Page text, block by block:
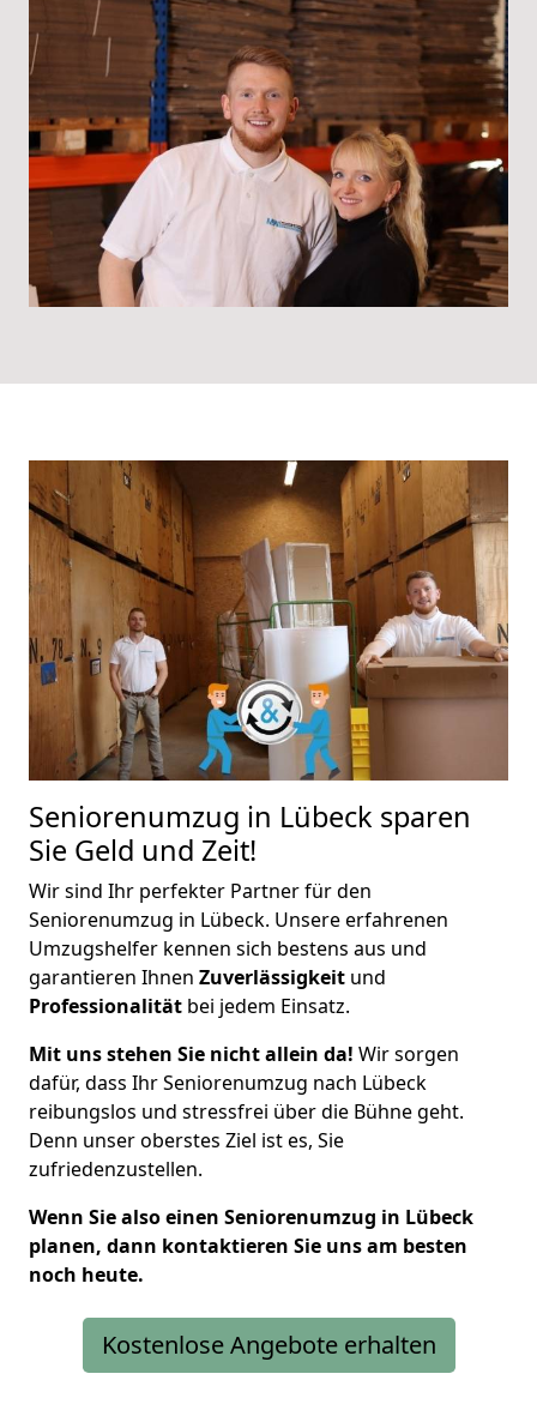
Seniorenumzug in Lübeck sparen
Sie Geld und Zeit!
Wir sind Ihr perfekter Partner für den
Seniorenumzug in Lübeck. Unsere erfahrenen
Umzugshelfer kennen sich bestens aus und
garantieren Ihnen Zuverlässigkeit und
Professionalität bei jedem Einsatz.
Mit uns stehen Sie nicht allein da! Wir sorgen
dafür, dass Ihr Seniorenumzug nach Lübeck
reibungslos und stressfrei über die Bühne geht.
Denn unser oberstes Ziel ist es, Sie
zufriedenzustellen.
Wenn Sie also einen Seniorenumzug in Lübeck
planen, dann kontaktieren Sie uns am besten
noch heute.
Kostenlose Angebote erhalten